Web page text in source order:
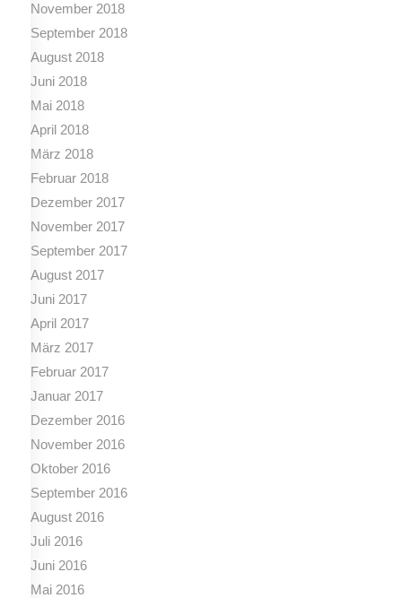
November 2018
September 2018
August 2018
Juni 2018
Mai 2018
April 2018
März 2018
Februar 2018
Dezember 2017
November 2017
September 2017
August 2017
Juni 2017
April 2017
März 2017
Februar 2017
Januar 2017
Dezember 2016
November 2016
Oktober 2016
September 2016
August 2016
Juli 2016
Juni 2016
Mai 2016